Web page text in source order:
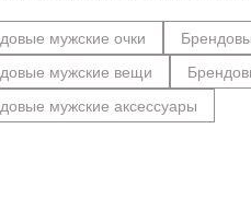
мужские очки
мужские вещи
мужские аксессуары